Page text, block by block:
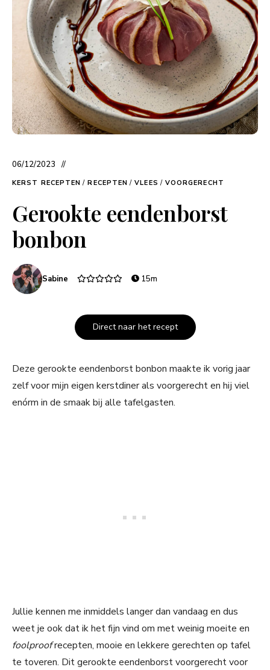
06/12/2023
KERST RECEPTEN / RECEPTEN / VLEES / VOORGERECHT
Gerookte eendenborst
bonbon
Sabine 15m
Direct naar het recept
Deze gerookte eendenborst bonbon maakte ik vorig jaar
zelf voor mijn eigen kerstdiner als voorgerecht en hij viel
enórm in de smaak bij alle tafelgasten.
Jullie kennen me inmiddels langer dan vandaag en dus
weet je ook dat ik het fijn vind om met weinig moeite en
foolproofrecepten, mooie en lekkere gerechten op tafel
te toveren. Dit gerookte eendenborst voorgerecht voor